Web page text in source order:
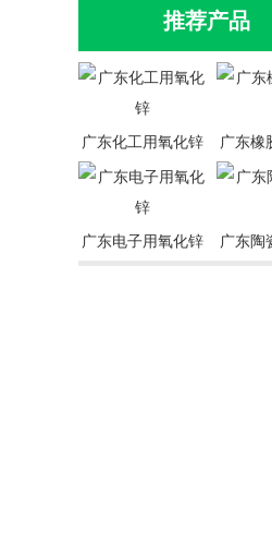
推荐产品
广东化工用氧化锌 广东橡
广东电子用氧化锌 广东陶